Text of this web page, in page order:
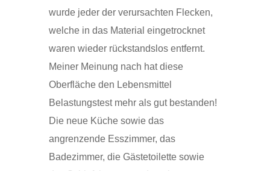
wurde jeder der verursachten Flecken,
welche in das Material eingetrocknet
waren wieder rückstandslos entfernt.
Meiner Meinung nach hat diese
Oberfläche den Lebensmittel
Belastungstest mehr als gut bestanden!
Die neue Küche sowie das
angrenzende Esszimmer, das
Badezimmer, die Gästetoilette sowie